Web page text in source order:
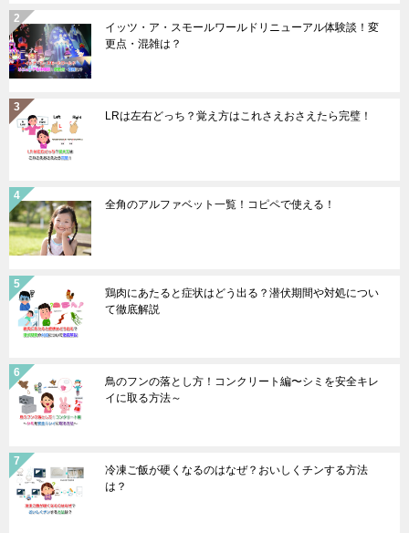
イッツ・ア・スモールワールドリニューアル体験談！変
更点・混雑は？
LRは左右どっち？覚え方はこれさえおさえたら完璧！
全角のアルファベット一覧！コピペで使える！
鶏肉にあたると症状はどう出る？潜伏期間や対処につい
て徹底解説
鳥のフンの落とし方！コンクリート編〜シミを安全キレ
イに取る方法～
冷凍ご飯が硬くなるのはなぜ？おいしくチンする方法
は？